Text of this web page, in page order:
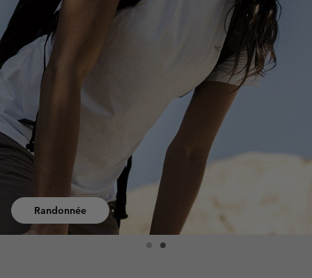
Randonnée